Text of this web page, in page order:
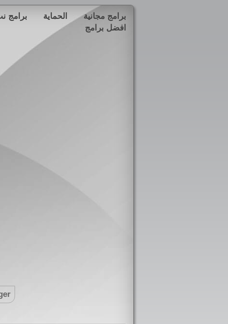
برامج مجانية الحماية برامج
افضل برامج